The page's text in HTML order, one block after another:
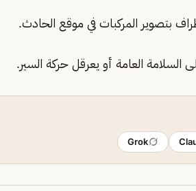
بتصوير المركبات في موقع الحادث.
العامة أو يعرقل حركة السير.
Grok